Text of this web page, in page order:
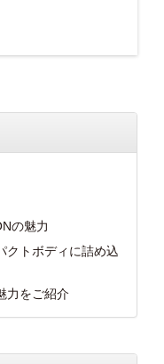
の魅力
クトボディに詰め込
力をご紹介